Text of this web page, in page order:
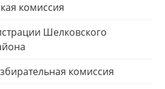
комиссия
Шелковского
комиссия